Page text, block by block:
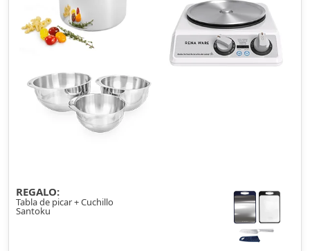
REGALO:
Tabla de picar + Cuchillo
Santoku